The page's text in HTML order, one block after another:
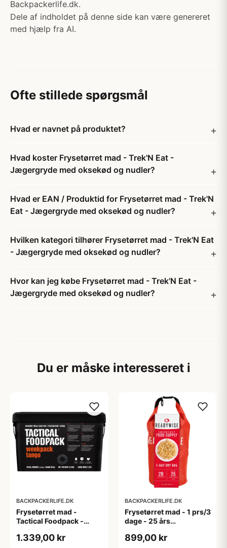
Backpackerlife.dk.
Dele af indholdet på denne side kan være genereret
med hjælp fra AI.
Ofte stillede spørgsmål
Hvad er navnet på produktet?
Hvad koster Frysetørret mad - Trek'N Eat -
Jægergryde med oksekød og nudler?
Hvad er EAN / Produktid for Frysetørret mad - Trek'N
Eat - Jægergryde med oksekød og nudler?
Hvilken kategori tilhører Frysetørret mad - Trek'N Eat
- Jægergryde med oksekød og nudler?
Hvor kan jeg købe Frysetørret mad - Trek'N Eat -
Jægergryde med oksekød og nudler?
Du er måske interesseret i
BACKPACKERLIFE.DK
Frysetørret mad -
Tactical Foodpack -
1.339,00 kr
BACKPACKERLIFE.DK
Frysetørret mad - 1 prs/3
dage - 25 års
Bag
899,00 kr